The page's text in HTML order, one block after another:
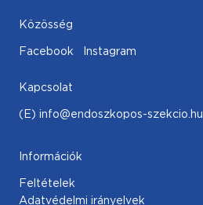
Közösség
Facebook Instagram
Kapcsolat
(E) info@endoszkopos-szekcio.hu
Információk
Feltételek
Adatvédelmi irányelvek